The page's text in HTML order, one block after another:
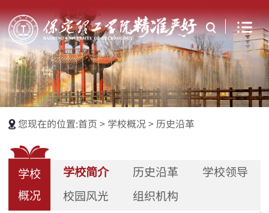
您现在的位置:首页 > 学校概况> 历史沿革
学校
概况
学校简介 历史沿革 学校领导
校园风光 组织机构